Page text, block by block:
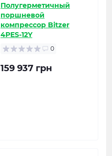
Полугерметичный
поршневой
компрессор Bitzer
4PES-12Y
0
159 937 грн